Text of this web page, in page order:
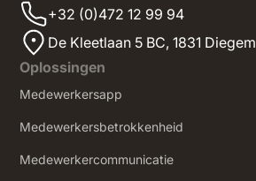
+32 (0)472 12 99 94
De Kleetlaan 5 BC, 1831 Diegem
Oplossingen
Medewerkersapp
Medewerkersbetrokkenheid
Medewerkercommunicatie